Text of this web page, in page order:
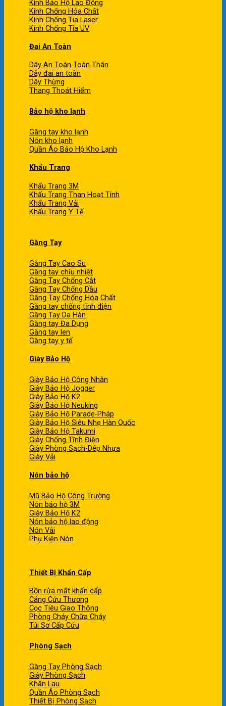
Kính Bảo Hộ Lao Động
Kính Chống Hóa Chất
Kính Chống Tia Laser
Kính Chống Tia UV
Đai An Toàn
Dây An Toàn Toàn Thân
Dây đai an toàn
Dây Thừng
Thang Thoát Hiểm
Bảo hộ kho lạnh
Găng tay kho lạnh
Nón kho lạnh
Quần Áo Bảo Hộ Kho Lạnh
Khẩu Trang
Khẩu Trang 3M
Khẩu Trang Than Hoạt Tính
Khẩu Trang Vải
Khẩu Trang Y Tế
Găng Tay
Găng Tay Cao Su
Găng tay chịu nhiệt
Găng Tay Chống Cắt
Găng Tay Chống Dầu
Găng Tay Chống Hóa Chất
Găng tay chống tĩnh điện
Găng Tay Da Hàn
Găng tay Đa Dụng
Găng tay len
Găng tay y tế
Giày Bảo Hộ
Giày Bảo Hộ Công Nhân
Giày Bảo Hộ Jogger
Giày Bảo Hộ K2
Giày Bảo Hộ Neuking
Giày Bảo Hộ Parade-Pháp
Giày Bảo Hộ Siêu Nhẹ Hàn Quốc
Giày Bảo Hộ Takumi
Giày Chống Tĩnh Điện
Giày Phòng Sạch-Dép Nhựa
Giày Vải
Nón bảo hộ
Mũ Bảo Hộ Công Trường
Nón bảo hộ 3M
Giày Bảo Hộ K2
Nón bảo hộ lao động
Nón Vải
Phụ Kiện Nón
Thiết Bị Khẩn Cấp
Bồn rửa mắt khẩn cấp
Cáng Cứu Thương
Cọc Tiêu Giao Thông
Phòng Cháy Chữa Cháy
Túi Sơ Cấp Cứu
Phòng Sạch
Găng Tay Phòng Sạch
Giày Phòng Sạch
Khăn Lau
Quần Áo Phòng Sạch
Thiết Bị Phòng Sạch